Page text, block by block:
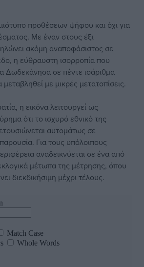
προθέσεων ψήφου και όχι για
Με έναν στους έξι
ακόμη αναποφάσιστος σε
η εύθραυστη ισορροπία που
Δωδεκάνησα σε πέντε ισάριθμα
με μικρές μετατοπίσεις.
η εικόνα λειτουργεί ως
ότι το ισχυρό εθνικό της
αυτομάτως σε
Για τους υπόλοιπους
αναδεικνύεται σε ένα από
μέτωπα της μέτρησης, όπου
διεκδικήσιμη μέχρι τέλους.